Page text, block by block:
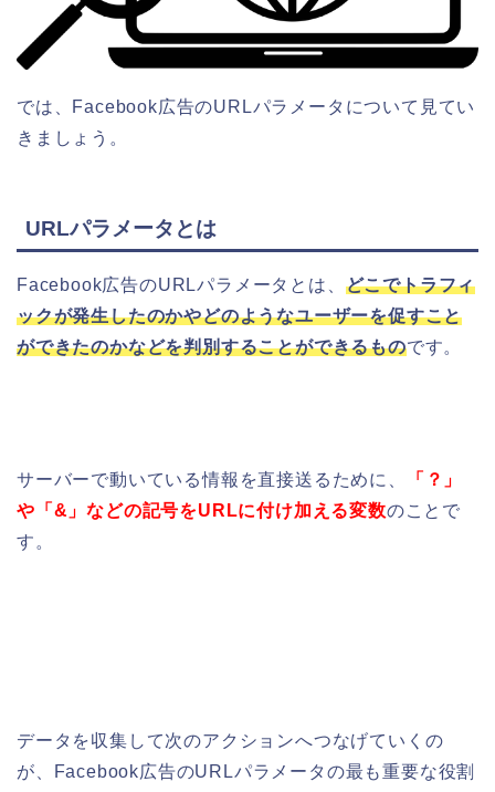
では、Facebook広告のURLパラメータについて見てい
きましょう。
URLパラメータとは
Facebook広告のURLパラメータとは、 どこでトラフィ
ックが発生したのかやどのようなユーザーを促すこと
ができたのかなどを判別することができるものです。
サーバーで動いている情報を直接送るために、
「？」
や「&」などの記号をURLに付け加える変数のことで
す。
データを収集して次のアクションへつなげていくの
が、Facebook広告のURLパラメータの最も重要な役割